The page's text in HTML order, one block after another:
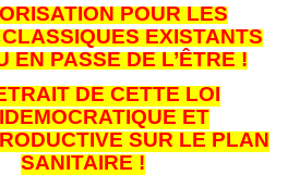
POUR LES
EXISTANTS
EN PASSE DE L’ÊTRE !
DE CETTE LOI
ET
SUR LE PLAN
SANITAIRE !